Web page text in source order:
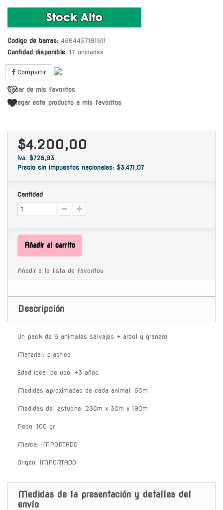
Codigo de barras: 4894457191611
Cantidad disponible: 17 unidades
Compartir
Sacar de mis favoritos
Agregar este producto a mis favoritos
$4.200,00
Iva: $728,93
Precio sin impuestos nacionales: $3.471,07
Cantidad
Añadir al carrito
Añadir a la lista de favoritos
Descripción
Un pack de 6 animales salvajes + arbol y granero.
Material: plástico
Edad ideal de uso: +3 años
Medidas aproximadas de cada animal: 6Cm
Medidas del estuche: 23Cm x 3Cm x 19Cm
Peso: 100 gr
Marca: IMPORTADO
Origen: IMPORTADO
Medidas de la presentación y detalles del
envío